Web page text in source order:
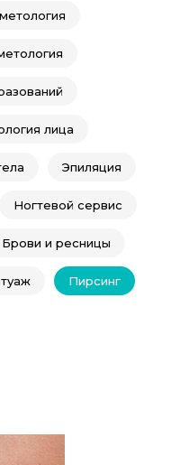
лица
Эпиляция
Ногтевой сервис
Брови и ресницы
Пирсинг